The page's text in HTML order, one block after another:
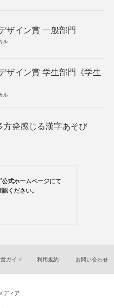
ザイン賞 一般部門
ル
ザイン賞 学生部門《学生
ル
方発感じる漢字あそび
式ホームページにて
ください。
ガイド 利用規約 お問い合わせ
ディア